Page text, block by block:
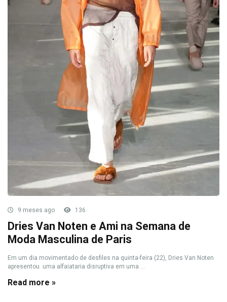
9 meses ago 136
Dries Van Noten e Ami na Semana de
Moda Masculina de Paris
Em um dia movimentado de desfiles na quinta-feira (22), Dries Van Noten
apresentou uma alfaiataria disruptiva em uma ...
Read more »